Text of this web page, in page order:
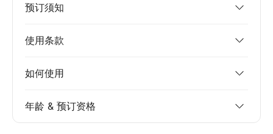
预订须知
使用条款
如何使用
年龄 & 预订资格